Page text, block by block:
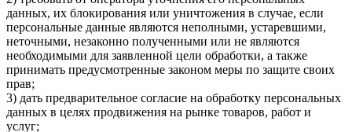
данных, их блокирования или уничтожения в случае, если
персональные данные являются неполными, устаревшими,
неточными, незаконно полученными или не являются
необходимыми для заявленной цели обработки, а также
принимать предусмотренные законом меры по защите своих
прав;
3) дать предварительное согласие на обработку персональных
данных в целях продвижения на рынке товаров, работ и
услуг;